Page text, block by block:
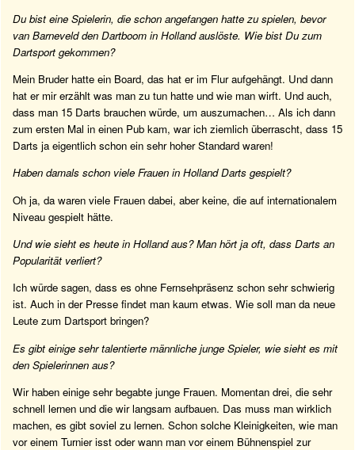
Du bist eine Spielerin, die schon angefangen hatte zu spielen, bevor
van Barneveld den Dartboom in Holland auslöste. Wie bist Du zum
Dartsport gekommen?
Mein Bruder hatte ein Board, das hat er im Flur aufgehängt. Und dann
hat er mir erzählt was man zu tun hatte und wie man wirft. Und auch,
dass man 15 Darts brauchen würde, um auszumachen… Als ich dann
zum ersten Mal in einen Pub kam, war ich ziemlich überrascht, dass 15
Darts ja eigentlich schon ein sehr hoher Standard waren!
Haben damals schon viele Frauen in Holland Darts gespielt?
Oh ja, da waren viele Frauen dabei, aber keine, die auf internationalem
Niveau gespielt hätte.
Und wie sieht es heute in Holland aus? Man hört ja oft, dass Darts an
Popularität verliert?
Ich würde sagen, dass es ohne Fernsehpräsenz schon sehr schwierig
ist. Auch in der Presse findet man kaum etwas. Wie soll man da neue
Leute zum Dartsport bringen?
Es gibt einige sehr talentierte männliche junge Spieler, wie sieht es mit
den Spielerinnen aus?
Wir haben einige sehr begabte junge Frauen. Momentan drei, die sehr
schnell lernen und die wir langsam aufbauen. Das muss man wirklich
machen, es gibt soviel zu lernen. Schon solche Kleinigkeiten, wie man
vor einem Turnier isst oder wann man vor einem Bühnenspiel zur